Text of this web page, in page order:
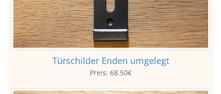
Türschilder Enden umgelegt
Preis: 68.50€